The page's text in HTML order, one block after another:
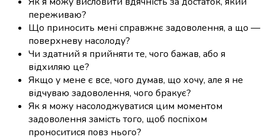
переживаю?
Що приносить мені справжнє задоволення, а що —
поверхневу насолоду?
Чи здатний я прийняти те, чого бажав, або я
відхиляю це?
Якщо у мене є все, чого думав, що хочу, але я не
відчуваю задоволення, чого бракує?
Як я можу насолоджуватися цим моментом
задоволення замість того, щоб поспіхом
проноситися повз нього?